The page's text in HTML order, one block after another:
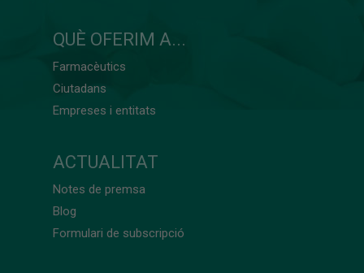
QUÈ OFERIM A...
Farmacèutics
Ciutadans
Empreses i entitats
ACTUALITAT
Notes de premsa
Blog
Formulari de subscripció